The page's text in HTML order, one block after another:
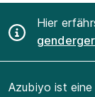
Hier
Azubiyo ist